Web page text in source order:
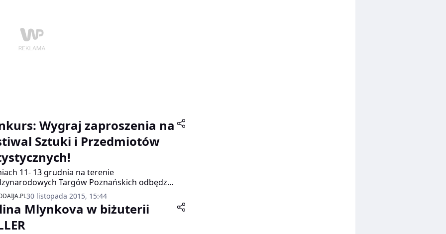
Wygraj zaproszenia na
Sztuki i Przedmiotów
11- 13 grudnia na terenie
Targów Poznańskich odbędzie
barwne wydarzenie przedświąteczne
Sztuki i Przedmiotów Artystycznych.
30 listopada 2015, 15:44
Mlynkova w biżuterii